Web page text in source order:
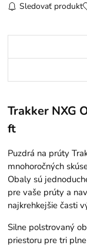
Sledovať produkt
Trakker NXG
ft
Puzdrá na prúty
mnohoročných
Obaly sú
pre vaše prúty a
najkrehkejšie časti
Silne polstrovaný
priestoru pre tri